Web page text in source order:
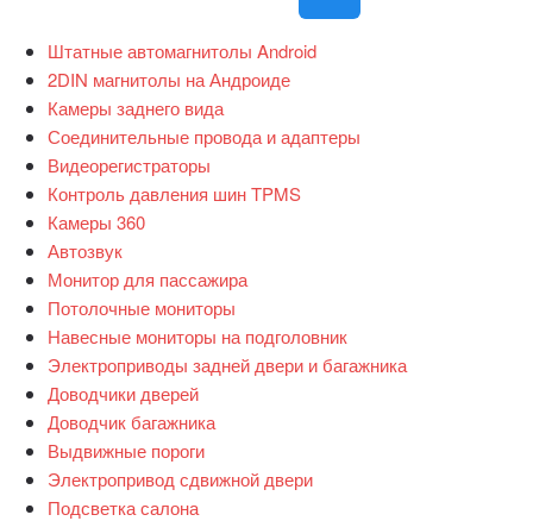
Штатные автомагнитолы Android
2DIN магнитолы на Андроиде
Камеры заднего вида
Соединительные провода и адаптеры
Видеорегистраторы
Контроль давления шин TPMS
Камеры 360
Автозвук
Монитор для пассажира
Потолочные мониторы
Навесные мониторы на подголовник
Электроприводы задней двери и багажника
Доводчики дверей
Доводчик багажника
Выдвижные пороги
Электропривод сдвижной двери
Подсветка салона